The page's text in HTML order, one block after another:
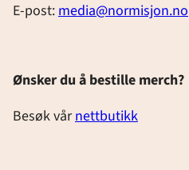
E-post:media@normisjon.no
Ønsker du å bestille merch?
Besøk vårnettbutikk